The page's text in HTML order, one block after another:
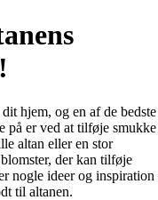
hjem, og en af de bedste
på er ved at tilføje smukke
altan eller en stor
der kan tilføje
nogle ideer og inspiration
til altanen.